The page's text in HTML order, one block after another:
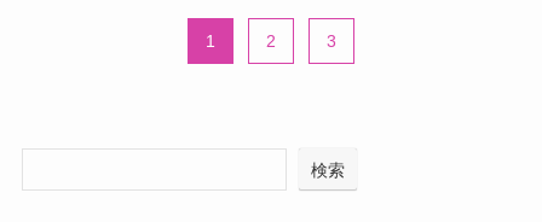
1 2 3
検索